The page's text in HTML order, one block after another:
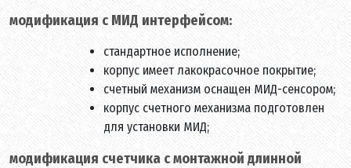
модификация с МИД интерфейсом:
стандартное исполнение;
корпус имеет лакокрасочное покрытие;
счетный механизм оснащен МИД-сенсором;
корпус счетного механизма подготовлен
для установки МИД;
модификация счетчика с монтажной длинной